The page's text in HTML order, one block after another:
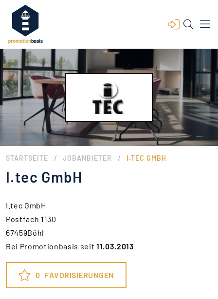
STARTSEITE / JOBANBIETER / I.TEC GMBH
I.tec GmbH
I.tec GmbH
Postfach 1130
67459Böhl
Bei Promotionbasis seit11.03.2013
0 FAVORISIERUNGEN